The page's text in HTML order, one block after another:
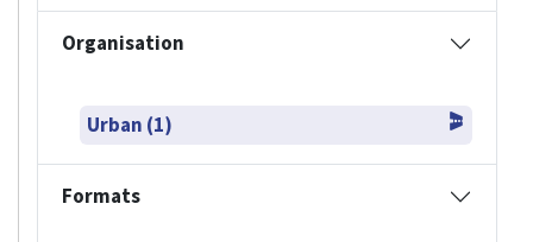
Organisation
Urban (1)
Formats